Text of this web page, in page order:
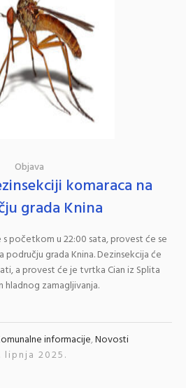
Objava
komaraca na
grada Knina
s početkom u 22:00 sata, provest će se
području grada Knina. Dezinsekcija će
a provest će je tvrtka Cian iz Splita
zamagljivanja.
informacije,Novosti
lipnja 2025.